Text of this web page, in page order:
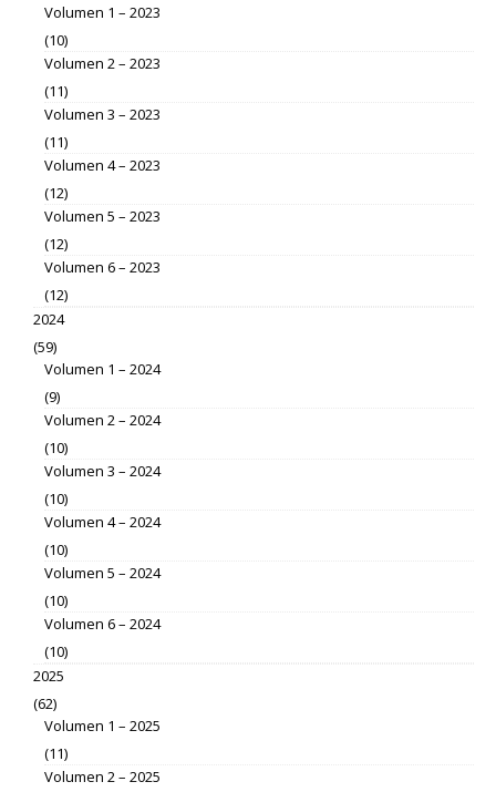
Volumen 1 – 2023
(10)
Volumen 2 – 2023
(11)
Volumen 3 – 2023
(11)
Volumen 4 – 2023
(12)
Volumen 5 – 2023
(12)
Volumen 6 – 2023
(12)
2024
(59)
Volumen 1 – 2024
(9)
Volumen 2 – 2024
(10)
Volumen 3 – 2024
(10)
Volumen 4 – 2024
(10)
Volumen 5 – 2024
(10)
Volumen 6 – 2024
(10)
2025
(62)
Volumen 1 – 2025
(11)
Volumen 2 – 2025